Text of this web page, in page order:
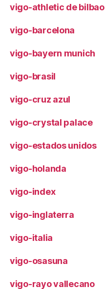
vigo-athletic de bilbao
vigo-barcelona
vigo-bayern munich
vigo-brasil
vigo-cruz azul
vigo-crystal palace
vigo-estados unidos
vigo-holanda
vigo-index
vigo-inglaterra
vigo-italia
vigo-osasuna
vigo-rayo vallecano